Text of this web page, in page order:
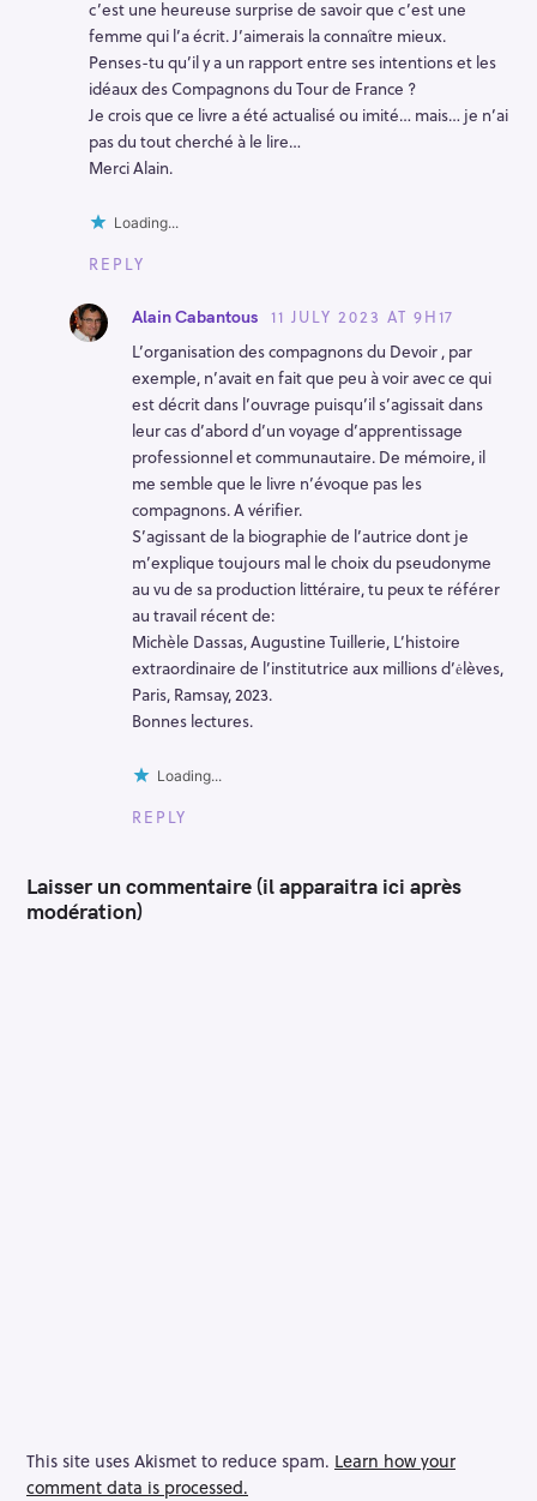
c’est une heureuse surprise de savoir que c’est une
femme qui l’a écrit. J’aimerais la connaître mieux.
Penses-tu qu’il y a un rapport entre ses intentions et les
idéaux des Compagnons du Tour de France ?
Je crois que ce livre a été actualisé ou imité… mais… je n’ai
pas du tout cherché à le lire…
Merci Alain.
Loading...
REPLY
Alain Cabantous
11 JULY 2023 AT 9H17
L’organisation des compagnons du Devoir , par
exemple, n’avait en fait que peu à voir avec ce qui
est décrit dans l’ouvrage puisqu’il s’agissait dans
leur cas d’abord d’un voyage d’apprentissage
professionnel et communautaire. De mémoire, il
me semble que le livre n’évoque pas les
compagnons. A vérifier.
S’agissant de la biographie de l’autrice dont je
m’explique toujours mal le choix du pseudonyme
au vu de sa production littéraire, tu peux te référer
au travail récent de:
Michèle Dassas, Augustine Tuillerie, L’histoire
extraordinaire de l’institutrice aux millions d’ėlèves,
Paris, Ramsay, 2023.
Bonnes lectures.
Loading...
REPLY
Laisser un commentaire (il apparaitra ici après
modération)
This site uses Akismet to reduce spam. Learn how your
comment data is processed.